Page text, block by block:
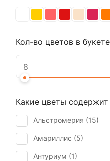
Кол-во цветов в букете
Какие цветы содержит
Альстромерия (15)
Амариллис (5)
Антуриум (1)